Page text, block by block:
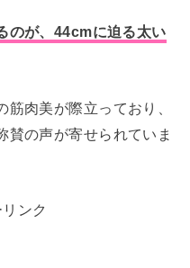
のが、44cmに迫る太い
肉美が際立っており、
賛の声が寄せられていま
ンク